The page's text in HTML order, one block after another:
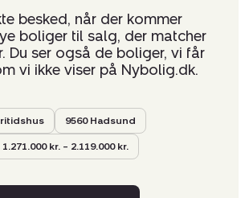
besked, når der kommer
boliger til salg, der matcher
Du ser også de boliger, vi får
vi ikke viser på Nybolig.dk.
9560 Hadsund
1.271.000 kr. – 2.119.000 kr.